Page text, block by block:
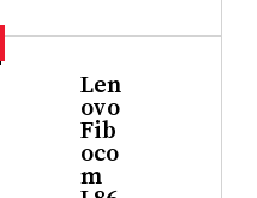
Len
ovo
Fib
oco
m